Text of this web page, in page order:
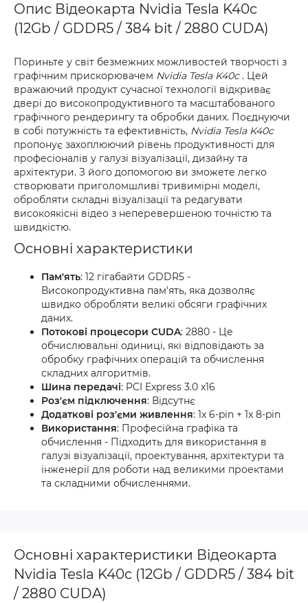
Опис Відеокарта Nvidia Tesla K40c
(12Gb / GDDR5 / 384 bit / 2880 CUDA)
Пориньте у світ безмежних можливостей творчості з
графічним прискорювачем Nvidia Tesla K40c. Цей
вражаючий продукт сучасної технології відкриває
двері до високопродуктивного та масштабованого
графічного рендерингу та обробки даних. Поєднуючи
в собі потужність та ефективність, Nvidia Tesla K40c
пропонує захоплюючий рівень продуктивності для
професіоналів у галузі візуалізації, дизайну та
архітектури. З його допомогою ви зможете легко
створювати приголомшливі тривимірні моделі,
обробляти складні візуалізації та редагувати
високоякісні відео з неперевершеною точністю та
швидкістю.
Основні характеристики
Пам'ять: 12 гігабайти GDDR5 -
Високопродуктивна пам'ять, яка дозволяє
швидко обробляти великі обсяги графічних
даних.
Потокові процесори CUDA: 2880 - Це
обчислювальні одиниці, які відповідають за
обробку графічних операцій та обчислення
складних алгоритмів.
Шина передачі: PCI Express 3.0 x16
Роз'єм підключення: Відсутнє
Додаткові роз'єми живлення: 1x 6-pin + 1x 8-pin
Використання: Професійна графіка та
обчислення - Підходить для використання в
галузі візуалізації, проектування, архітектури та
інженерії для роботи над великими проектами
та складними обчисленнями.
Основні характеристики Відеокарта
Nvidia Tesla K40c (12Gb / GDDR5 / 384 bit
/ 2880 CUDA)